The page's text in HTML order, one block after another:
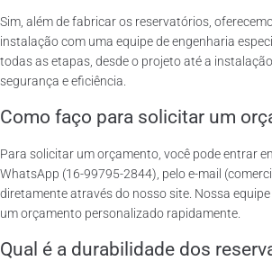
Sim, além de fabricar os reservatórios,
instalação com uma equipe de engenharia
todas as etapas, desde o projeto até a
segurança e eficiência.
Como faço para solicitar um
Para solicitar um orçamento, você pode entrar
WhatsApp (16-99795-2844), pelo e-mail
diretamente através do nosso site. Nossa
um orçamento personalizado rapidamente.
Qual é a durabilidade dos